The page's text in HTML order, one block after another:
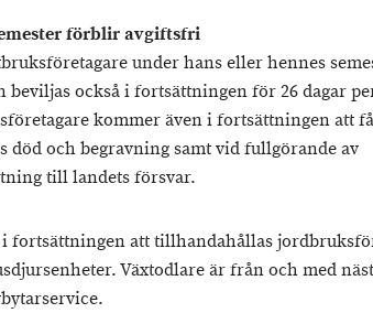
förblir avgiftsfri
under hans eller hennes
också i fortsättningen för 26 dagar
kommer även i fortsättningen att få
och begravning samt vid fullgörande av
till landets försvar.
fortsättningen att tillhandahållas
Växtodlare är från och med